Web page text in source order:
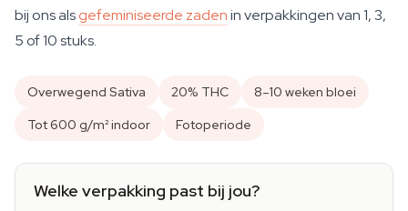
bij ons alsgefeminiseerde zadenin verpakkingen van 1, 3,
5 of 10 stuks.
Overwegend Sativa 20% THC
8–10 weken bloei
Tot 600 g/m² indoor
Fotoperiode
Welke verpakking past bij jou?